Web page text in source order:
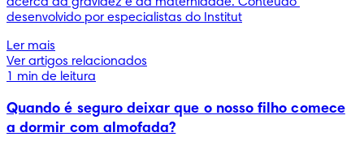
desenvolvido por especialistas do Institut
Ler mais
Ver artigos relacionados
1 min de leitura
Quando é seguro deixar que o nosso filho comece
a dormir com almofada?